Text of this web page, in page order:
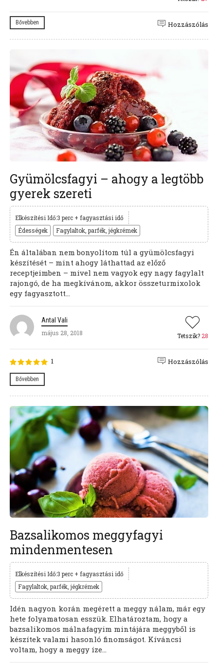
Bővebben Hozzászólás
Gyümölcsfagyi – ahogy a legtöbb
gyerek szereti
Elkészítési Idő:3 perc + fagyasztási idő
Édességek
Fagylaltok, parfék, jégkrémek
Én általában nem bonyolítom túl a gyümölcsfagyi
készítését – mint ahogy láthattad az előző
receptjeimben – mivel nem vagyok egy nagy fagylalt
rajongó, de ha megkívánom, akkor összeturmixolok
egy fagyasztott...
Antal Vali
május 28, 2018
Tetszik? 28
1
Bővebben
Hozzászólás
Bazsalikomos meggyfagyi
mindenmentesen
Elkészítési Idő:3 perc + fagyasztási idő
Fagylaltok, parfék, jégkrémek
Idén nagyon korán megérett a meggy nálam, már egy
hete folyamatosan esszük. Elhatároztam, hogy a
bazsalikomos málnafagyim mintájára meggyből is
készítek valami hasonló finomságot. Kíváncsi
voltam, hogy a meggy íze...